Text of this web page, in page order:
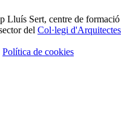
Lluís Sert, centre de formació
del Col·legi d'Arquitectes
Política de cookies